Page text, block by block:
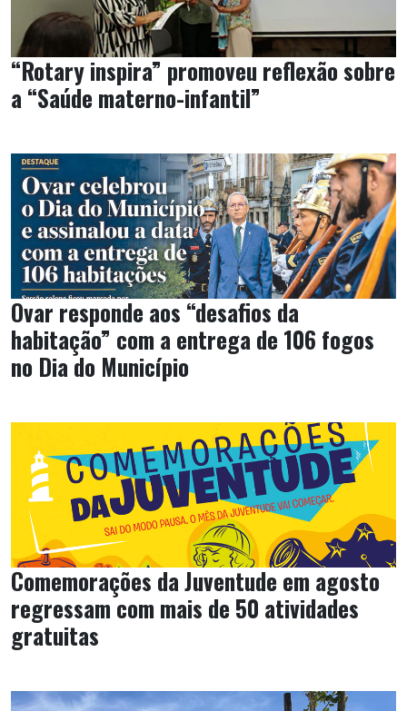
“Rotary inspira” promoveu reflexão sobre
a “Saúde materno-infantil”
Ovar responde aos “desafios da
habitação” com a entrega de 106 fogos
no Dia do Município
Comemorações da Juventude em agosto
regressam com mais de 50 atividades
gratuitas